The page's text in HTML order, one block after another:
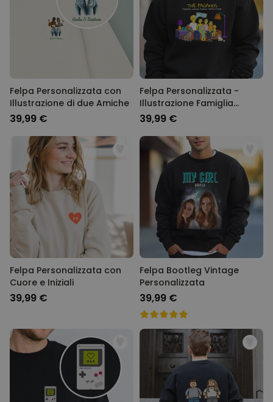
Felpa Personalizzata con
Illustrazione di due Amiche
39,99 €
Felpa Personalizzata -
Illustrazione Famiglia
Cartone Animato
39,99 €
Felpa Personalizzata con
Cuore e Iniziali
39,99 €
Felpa Bootleg Vintage
Personalizzata
39,99 €